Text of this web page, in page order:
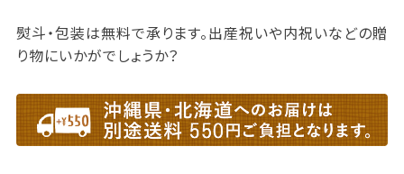
熨斗・包装は無料で承ります。出産祝いや内祝いなどの贈
り物にいかがでしょうか？